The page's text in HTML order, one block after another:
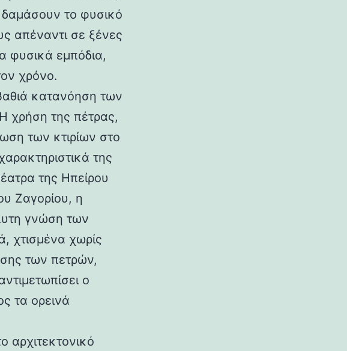
δαμάσουν το φυσικό
απέναντι σε ξένες
φυσικά εμπόδια,
χρόνο.
κατανόηση των
χρήση της πέτρας,
των κτιρίων στο
της
της Ηπείρου
Ζαγορίου, η
γνώση των
χτισμένα χωρίς
των πετρών,
ο
τα ορεινά